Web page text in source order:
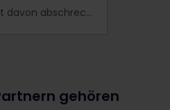
Lasse dich nicht davon abschrecken, dass die Temperaturen Anfang Oktober in Europa sinken. Gerade Interrail-Reisen im Herbst sind eine der schönsten Möglichkeiten, Europa zu erkunden!
gehören